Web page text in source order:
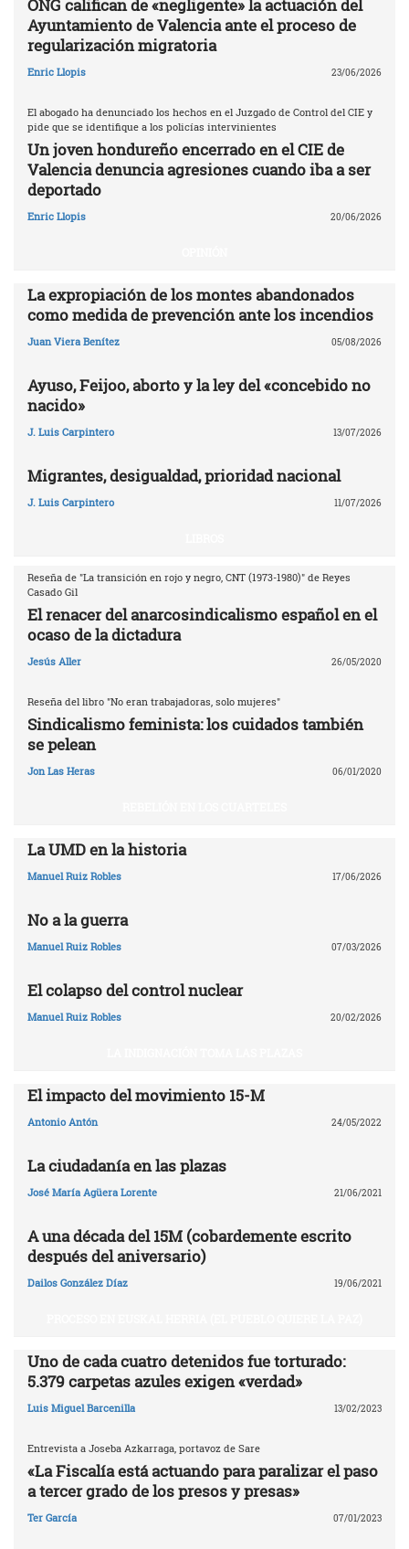
ONG califican de «negligente» la actuación del
Ayuntamiento de Valencia ante el proceso de
regularización migratoria
Enric Llopis 23/06/2026
El abogado ha denunciado los hechos en el Juzgado de Control del CIE y
pide que se identifique a los policías intervinientes
Un joven hondureño encerrado en el CIE de
Valencia denuncia agresiones cuando iba a ser
deportado
Enric Llopis 20/06/2026
La expropiación de los montes abandonados
como medida de prevención ante los incendios
Juan Viera Benítez 05/08/2026
Ayuso, Feijoo, aborto y la ley del «concebido no
nacido»
J. Luis Carpintero 13/07/2026
Migrantes, desigualdad, prioridad nacional
J. Luis Carpintero 11/07/2026
Reseña de "La transición en rojo y negro, CNT (1973-1980)" de Reyes
Casado Gil
El renacer del anarcosindicalismo español en el
ocaso de la dictadura
Jesús Aller 26/05/2020
Reseña del libro "No eran trabajadoras, solo mujeres"
Sindicalismo feminista: los cuidados también
se pelean
Jon Las Heras 06/01/2020
La UMD en la historia
Manuel Ruiz Robles 17/06/2026
No a la guerra
Manuel Ruiz Robles 07/03/2026
El colapso del control nuclear
Manuel Ruiz Robles 20/02/2026
El impacto del movimiento 15-M
Antonio Antón 24/05/2022
La ciudadanía en las plazas
José María Agüera Lorente 21/06/2021
A una década del 15M (cobardemente escrito
después del aniversario)
Dailos González Díaz 19/06/2021
Uno de cada cuatro detenidos fue torturado:
5.379 carpetas azules exigen «verdad»
Luis Miguel Barcenilla 13/02/2023
Entrevista a Joseba Azkarraga, portavoz de Sare
«La Fiscalía está actuando para paralizar el paso
a tercer grado de los presos y presas»
Ter García 07/01/2023